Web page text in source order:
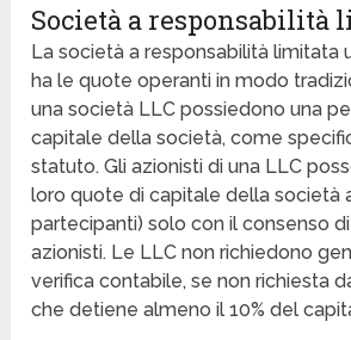
Società a responsabilità
La società a responsabilità limitata
ha le quote operanti in modo
una società LLC possiedono una
capitale della società, come
statuto. Gli azionisti di una LLC
loro quote di capitale della società
partecipanti) solo con il consenso
azionisti. Le LLC non richiedono
verifica contabile, se non richiesta
che detiene almeno il 10% del